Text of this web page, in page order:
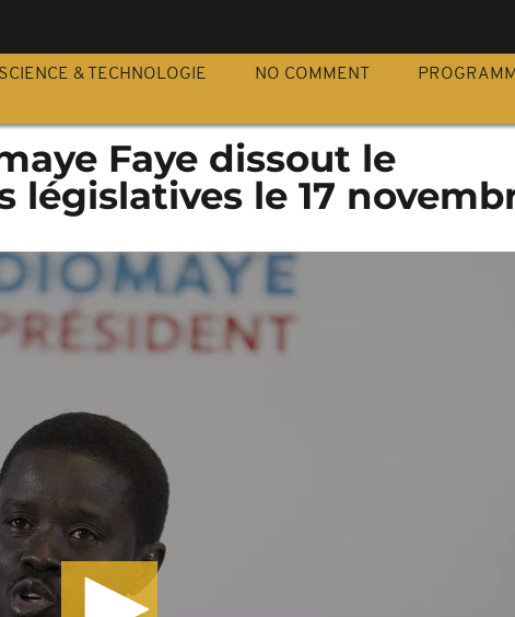
SCIENCE & TECHNOLOGIE NO COMMENT
Faye dissout le
législatives le 17